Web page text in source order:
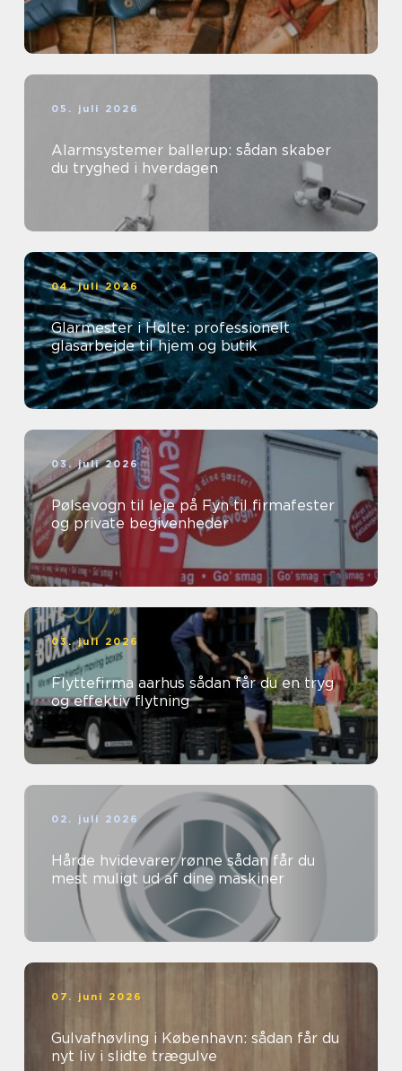
05. juli 2026
Alarmsystemer ballerup: sådan skaber
du tryghed i hverdagen
04. juli 2026
Glarmester i Holte: professionelt
glasarbejde til hjem og butik
03. juli 2026
Pølsevogn til leje på Fyn til firmafester
og private begivenheder
03. juli 2026
Flyttefirma aarhus sådan får du en tryg
og effektiv flytning
02. juli 2026
Hårde hvidevarer rønne sådan får du
mest muligt ud af dine maskiner
07. juni 2026
Gulvafhøvling i København: sådan får du
nyt liv i slidte trægulve